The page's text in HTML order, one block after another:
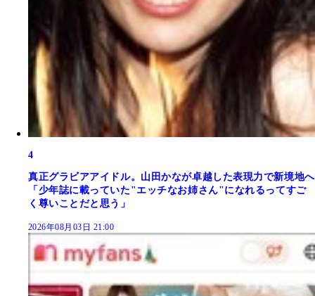
4
真正グラビアアイドル。山田かなが卓越した表現力で新境地へ
「少年誌に載っていた"エッチなお姉さん"になれるってすご
く尊いことだと思う」
2026年08月03日 21:00